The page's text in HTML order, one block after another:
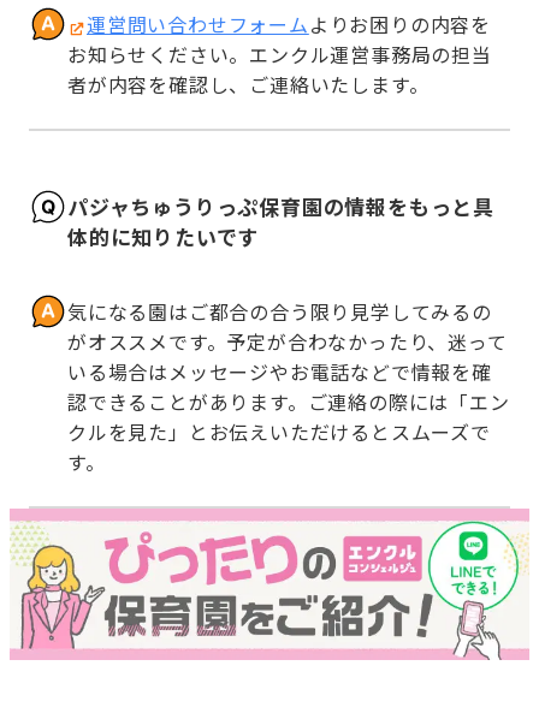
運営問い合わせフォームよりお困りの内容を
お知らせください。エンクル運営事務局の担当
者が内容を確認し、ご連絡いたします。
パジャちゅうりっぷ保育園の情報をもっと具
体的に知りたいです
気になる園はご都合の合う限り見学してみるの
がオススメです。予定が合わなかったり、迷って
いる場合はメッセージやお電話などで情報を確
認できることがあります。ご連絡の際には「エン
クルを見た」とお伝えいただけるとスムーズで
す。